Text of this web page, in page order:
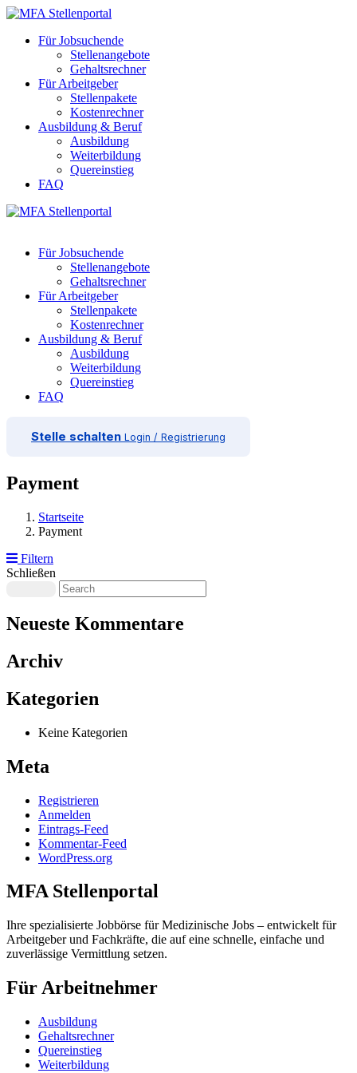
Für Jobsuchende
Stellenangebote
Gehaltsrechner
Für Arbeitgeber
Stellenpakete
Kostenrechner
Ausbildung & Beruf
Ausbildung
Weiterbildung
Quereinstieg
FAQ
Für Jobsuchende
Stellenangebote
Gehaltsrechner
Für Arbeitgeber
Stellenpakete
Kostenrechner
Ausbildung & Beruf
Ausbildung
Weiterbildung
Quereinstieg
FAQ
Stelle schalten Login / Registrierung
Payment
Startseite
Payment
Filtern
Schließen
Neueste Kommentare
Archiv
Kategorien
Keine Kategorien
Meta
Registrieren
Anmelden
Eintrags-Feed
Kommentar-Feed
WordPress.org
MFA Stellenportal
Ihre spezialisierte Jobbörse für Medizinische Jobs – entwickelt für
Arbeitgeber und Fachkräfte, die auf eine schnelle, einfache und
zuverlässige Vermittlung setzen.
Für Arbeitnehmer
Ausbildung
Gehaltsrechner
Quereinstieg
Weiterbildung